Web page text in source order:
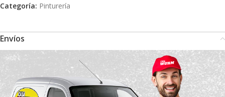
Categoría: Pinturería
Envíos